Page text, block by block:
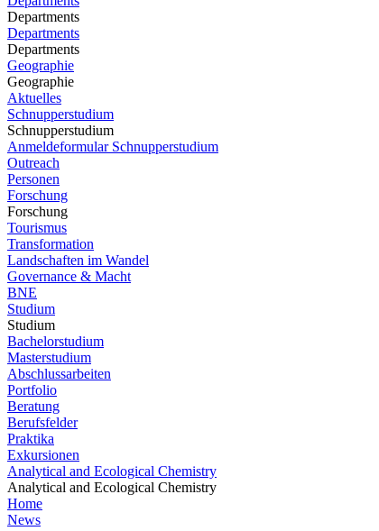
Departments
Departments
Departments
Geographie
Geographie
Aktuelles
Schnupperstudium
Schnupperstudium
Anmeldeformular Schnupperstudium
Outreach
Personen
Forschung
Forschung
Tourismus
Transformation
Landschaften im Wandel
Governance & Macht
BNE
Studium
Studium
Bachelorstudium
Masterstudium
Abschlussarbeiten
Portfolio
Beratung
Berufsfelder
Praktika
Exkursionen
Analytical and Ecological Chemistry
Analytical and Ecological Chemistry
Home
News